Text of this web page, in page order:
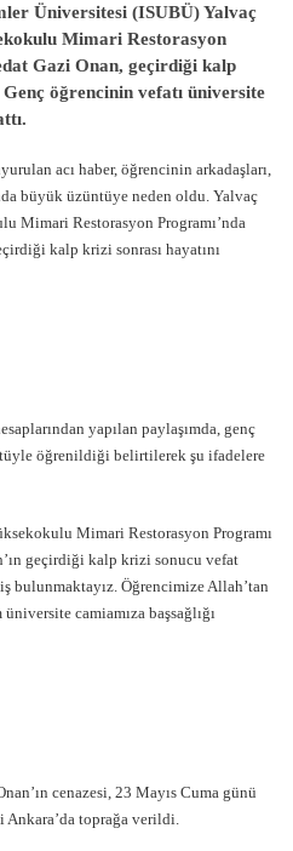
Mimari Restorasyon
Gazi Onan, geçirdiği kalp
öğrencinin vefatı üniversite
acı haber, öğrencinin arkadaşları,
büyük üzüntüye neden oldu. Yalvaç
Mimari Restorasyon Programı’nda
kalp krizi sonrası hayatını
yapılan paylaşımda, genç
öğrenildiği belirtilerek şu ifadelere
Mimari Restorasyon Programı
geçirdiği kalp krizi sonucu vefat
Öğrencimize Allah’tan
camiamıza başsağlığı
cenazesi, 23 Mayıs Cuma günü
Ankara’da toprağa verildi.